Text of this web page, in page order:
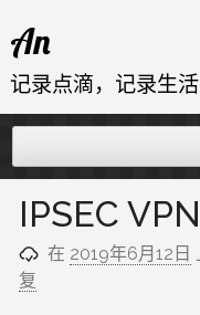
至
内
An
记录点滴，记录生活
IPSEC VPN
在 2019年6月12日
复